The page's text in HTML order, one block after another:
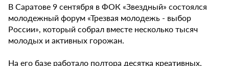
В Саратове 9 сентября в ФОК «Звездный» состоялся
молодежный форум «Трезвая молодежь - выбор
России», который собрал вместе несколько тысяч
молодых и активных горожан.
На его базе работало полтора десятка креативных,